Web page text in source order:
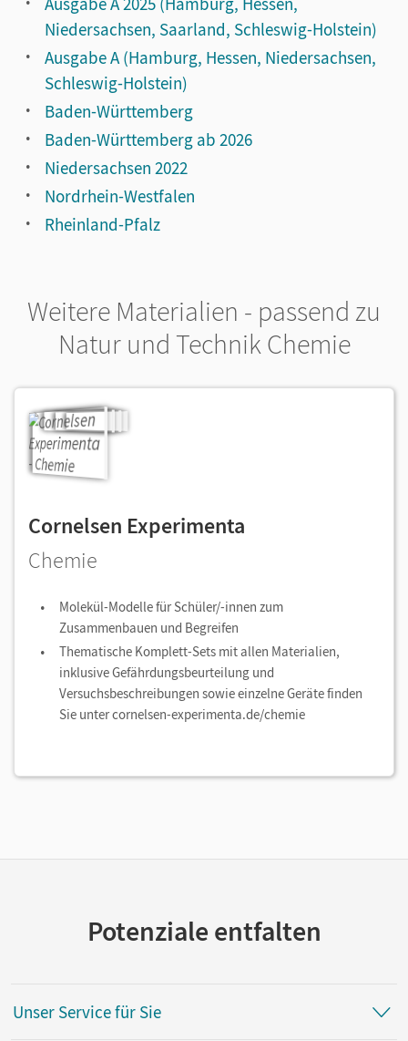
Niedersachsen, Saarland, Schleswig-Holstein)
Ausgabe A (Hamburg, Hessen, Niedersachsen,
Schleswig-Holstein)
Baden-Württemberg
Baden-Württemberg ab 2026
Niedersachsen 2022
Nordrhein-Westfalen
Rheinland-Pfalz
Weitere Materialien - passend zu
Natur und Technik Chemie
Cornelsen Experimenta
Chemie
Molekül-Modelle für Schüler/-innen zum
Zusammenbauen und Begreifen
Thematische Komplett-Sets mit allen Materialien,
inklusive Gefährdungsbeurteilung und
Versuchsbeschreibungen sowie einzelne Geräte finden
Sie unter cornelsen-experimenta.de/chemie
Potenziale entfalten
Unser Service für Sie